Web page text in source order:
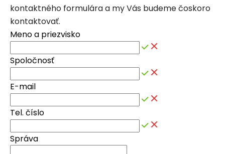
kontaktného formulára a my Vás budeme čoskoro
kontaktovať.
Meno a priezvisko
Spoločnosť
E-mail
Tel. číslo
Správa